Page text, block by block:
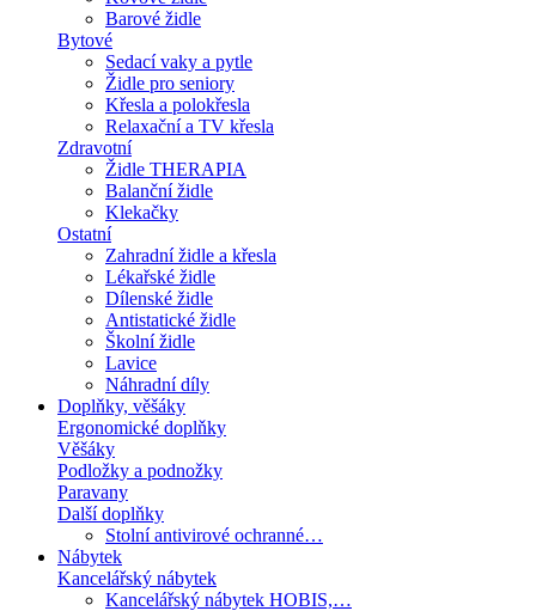
Barové židle
Bytové
Sedací vaky a pytle
Židle pro seniory
Křesla a polokřesla
Relaxační a TV křesla
Zdravotní
Židle THERAPIA
Balanční židle
Klekačky
Ostatní
Zahradní židle a křesla
Lékařské židle
Dílenské židle
Antistatické židle
Školní židle
Lavice
Náhradní díly
Doplňky, věšáky
Ergonomické doplňky
Věšáky
Podložky a podnožky
Paravany
Další doplňky
Stolní antivirové ochranné…
Nábytek
Kancelářský nábytek
Kancelářský nábytek HOBIS,…